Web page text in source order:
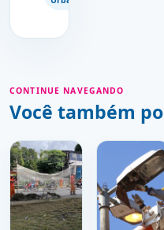
CONTINUE NAVEGANDO
Você também